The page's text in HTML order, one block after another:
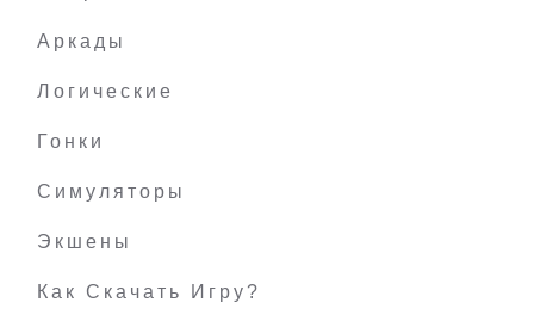
Аркады
Логические
Гонки
Симуляторы
Экшены
Как Скачать Игру?